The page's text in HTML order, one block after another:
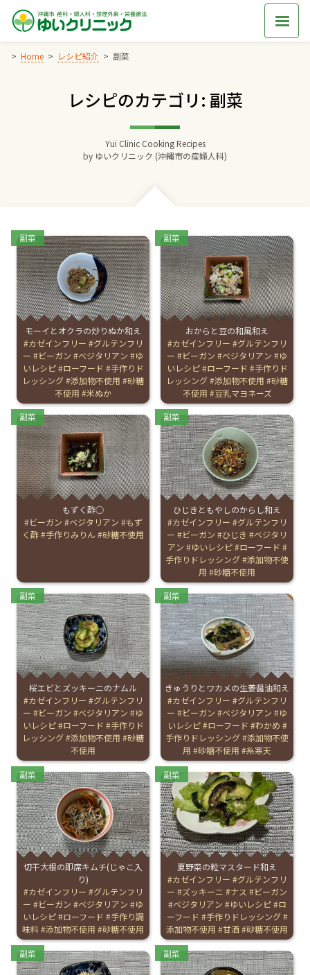
Skip
content
Home レシピ紹介 副菜
レシピのカテゴリ: 副菜
Yui Clinic Cooking Recipes
by ゆいクリニック (沖縄市の産婦人科)
Categories:
副菜
モーイとオクラの炒りぬか和え
Tags:
カゼインフリー
グルテンフリ
ー
ビーガン ベジタリアン
ゆ
いレシピ ローフード
手作りド
レッシング 添加物不使用
砂糖
不使用
米ぬか
Categories:
副菜
おからと豆の和風和え
Tags:
カゼインフリー
グルテンフリ
ー
ビーガン ベジタリアン
ゆ
いレシピ ローフード
手作りド
レッシング 添加物不使用
砂糖
不使用
豆乳マヨネーズ
Categories:
副菜
もずく酢○
Tags:
ビーガン ベジタリアン
もず
く酢
手作りみりん 砂糖不使用
Categories:
副菜
ひじきともやしのからし和え
Tags:
カゼインフリー
グルテンフリ
ー
ビーガン ひじき
ベジタリ
アン
ゆいレシピ ローフード
手作りドレッシング 添加物不使
用
砂糖不使用
Categories:
副菜
桜エビとズッキーニのナムル
Tags:
カゼインフリー
グルテンフリ
ー
ビーガン ベジタリアン
ゆ
いレシピ ローフード
手作りド
レッシング 添加物不使用
砂糖
不使用
Categories:
副菜
きゅうりとワカメの生姜醤油和え
Tags:
カゼインフリー
グルテンフリ
ー
ビーガン ベジタリアン
ゆ
いレシピ ローフード
わかめ
手作りドレッシング 添加物不使
用
砂糖不使用
糸寒天
Categories:
副菜
切干大根の即席キムチ(じゃこ入
り)
Tags:
カゼインフリー
グルテンフリ
ー
ビーガン ベジタリアン
ゆ
いレシピ ローフード
手作り調
味料
添加物不使用 砂糖不使用
Categories:
副菜
夏野菜の粒マスタード和え
Tags:
カゼインフリー
グルテンフリ
ー
ズッキーニ ナス
ビーガン
ベジタリアン
ゆいレシピ ロ
ーフード
手作りドレッシング
添加物不使用
甘酒 砂糖不使用
Categories:
副菜 Categories:
副菜
Home
交通アクセス
診療料金
妊婦健診
お産について
親と子の結びつき支援
母乳育児
予防接種
その他の診療内容
‘さんルーム’ でさまざまな講座・クラス
遠方にお住まいで当院での出産を希望される方へ
医師プロフィール
English Page